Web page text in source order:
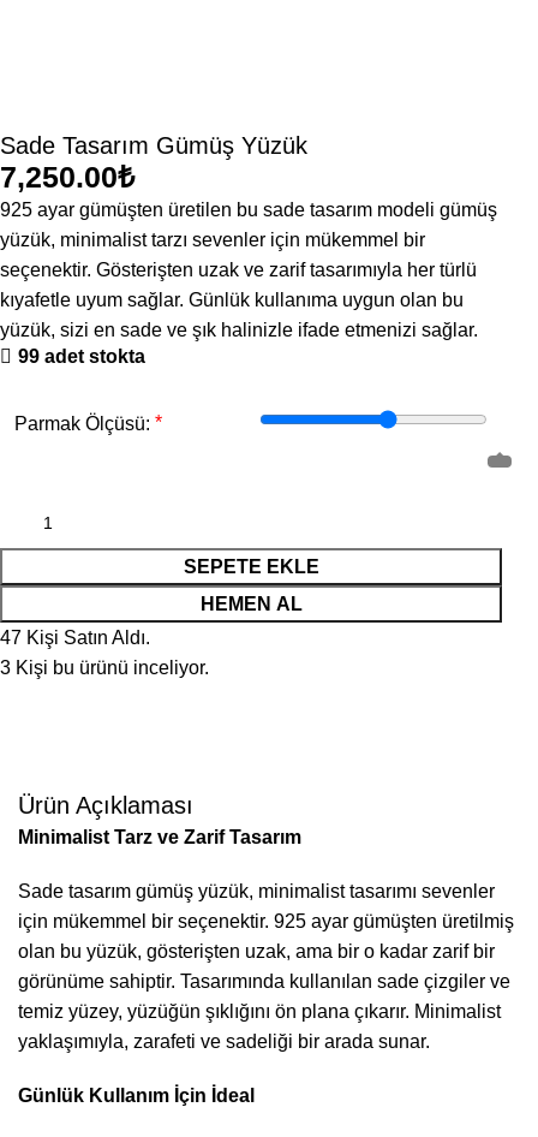
Sade Tasarım Gümüş Yüzük
₺
925 ayar gümüşten üretilen bu sade tasarım modeli gümüş
yüzük, minimalist tarzı sevenler için mükemmel bir
seçenektir. Gösterişten uzak ve zarif tasarımıyla her türlü
kıyafetle uyum sağlar. Günlük kullanıma uygun olan bu
yüzük, sizi en sade ve şık halinizle ifade etmenizi sağlar.
99 adet stokta
Parmak Ölçüsü: *
SEPETE EKLE
HEMEN AL
47 Kişi Satın Aldı.
3 Kişi bu ürünü inceliyor.
Ürün Açıklaması
Minimalist Tarz ve Zarif Tasarım
Sade tasarım gümüş yüzük, minimalist tasarımı sevenler
için mükemmel bir seçenektir. 925 ayar gümüşten üretilmiş
olan bu yüzük, gösterişten uzak, ama bir o kadar zarif bir
görünüme sahiptir. Tasarımında kullanılan sade çizgiler ve
temiz yüzey, yüzüğün şıklığını ön plana çıkarır. Minimalist
yaklaşımıyla, zarafeti ve sadeliği bir arada sunar.
Günlük Kullanım İçin İdeal